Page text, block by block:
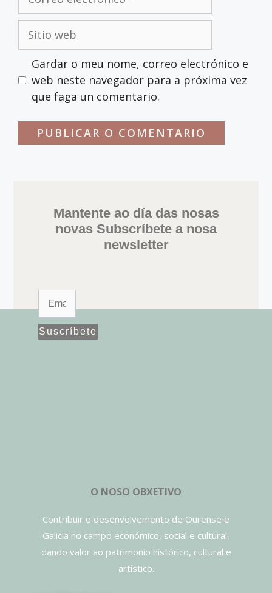
electrónico
Sitio
web
Gardar o meu nome, correo electrónico e
web neste navegador para a próxima vez
que faga un comentario.
Mantente ao día das nosas
novas Subscríbete a nosa
newsletter
Suscríbete
O NOSO OBXETIVO
Contribuir o desenvolvemento de Ourense e
Galicia no campo económico, social e cultural,
dando valor ao patrimonio histórico, cultural e
artístico.